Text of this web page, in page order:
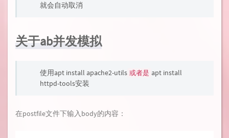
就会自动取消
关于ab并发模拟
使用apt install apache2-utils 或者是 apt install
httpd-tools安装
在postfile文件下输入body的内容：